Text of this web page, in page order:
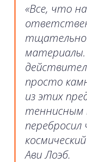
«Все, что
тщательно
просто
из этих
теннисным
перебросил
Ави Лоэб.